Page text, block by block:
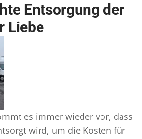
Entsorgung der
Liebe
es immer wieder vor, dass
wird, um die Kosten für